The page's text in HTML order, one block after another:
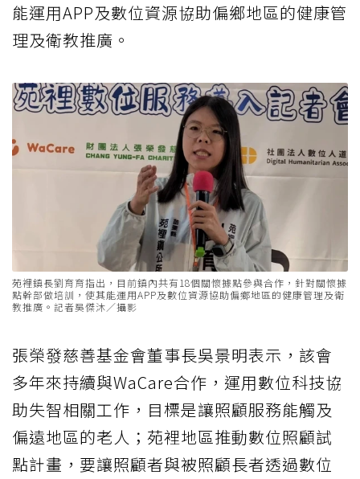
能運用APP及數位資源協助偏鄉地區的健康管
理及衛教推廣。
苑裡鎮長劉育育指出，目前鎮內共有18個關懷據點參與合作，針對關懷據
點幹部做培訓，使其能運用APP及數位資源協助偏鄉地區的健康管理及衛
教推廣。記者吳傑沐／攝影
張榮發慈善基金會董事長吳景明表示，該會
多年來持續與WaCare合作，運用數位科技協
助失智相關工作，目標是讓照顧服務能觸及
偏遠地區的老人；苑裡地區推動數位照顧試
點計畫，要讓照顧者與被照顧長者透過數位